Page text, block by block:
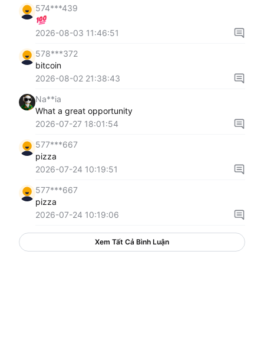
574***439
2026-08-03 11:46:51
578***372
bitcoin
2026-08-02 21:38:43
Na**ia
What a great opportunity
2026-07-27 18:01:54
577***667
pizza
2026-07-24 10:19:51
577***667
pizza
2026-07-24 10:19:06
Xem Tất Cả Bình Luận